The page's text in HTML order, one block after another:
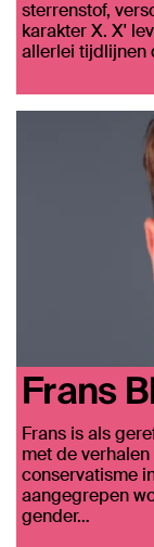
sterrenstof,
karakter X. X'
allerlei tijdlijnen
Frans
Frans is als
met de
conservatisme
aangegrepen
gender…